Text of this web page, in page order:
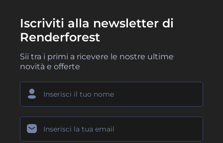
Iscriviti alla newsletter di
Renderforest
Sii tra i primi a ricevere le nostre ultime
novità e offerte